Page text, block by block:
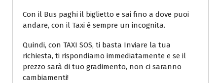
Con il Bus paghi il biglietto e sai fino a dove puoi
andare, con il Taxi è sempre un incognita.
Quindi, con TAXI SOS, ti basta Inviare la tua
richiesta, ti rispondiamo immediatamente e se il
prezzo sarà di tuo gradimento, non ci saranno
cambiamenti!